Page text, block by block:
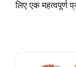
लिए एक महत्वपूर्ण